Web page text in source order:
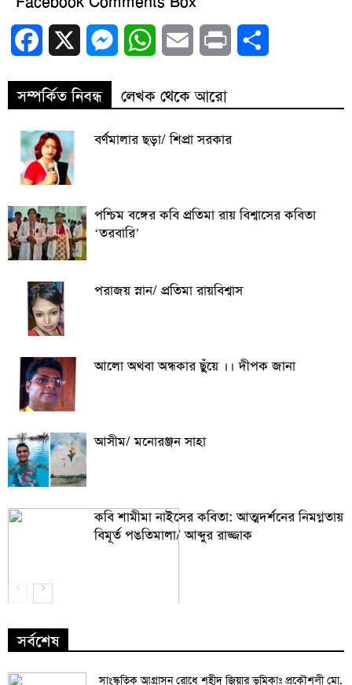
Facebook MessengerWhatsAppEmail Print
সম্পর্কিত নিবন্ধ লেখক থেকে আরো
বর্ণমালার ছড়া/ শিপ্রা সরকার
পশ্চিম বঙ্গের কবি প্রতিমা রায় বিশ্বাসের কবিতা
‘তরবারি’
পরাজয় স্নান/ প্রতিমা রায়বিশ্বাস
আলো অথবা অন্ধকার ছুঁয়ে ।। দীপক জানা
আসীম/ মনোরঞ্জন সাহা
কবি শামীমা নাইসের কবিতা: আত্মদর্শনের নিমগ্নতায়
বিমূর্ত পঙতিমালা/ আব্দুর রাজ্জাক
সর্বশেষ
সাংস্কৃতিক আগ্রাসন রোধে শহীদ জিয়ার ভূমিকাঃ প্রকৌশলী মো.